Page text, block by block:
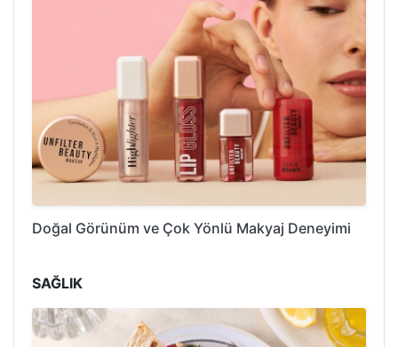
Doğal Görünüm ve Çok Yönlü Makyaj Deneyimi
SAĞLIK